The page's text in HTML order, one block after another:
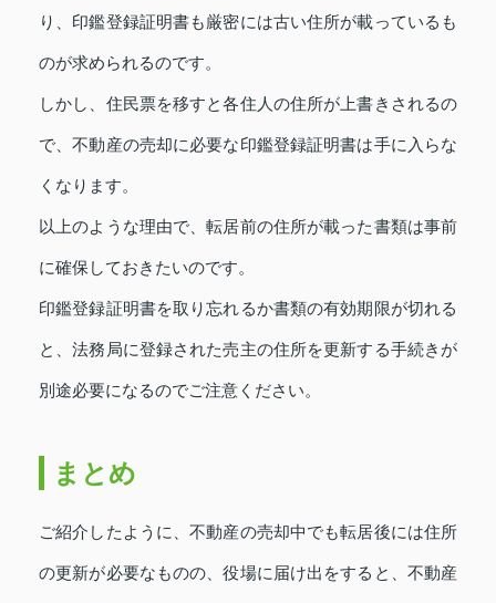
り、印鑑登録証明書も厳密には古い住所が載っているも
のが求められるのです。
しかし、住民票を移すと各住人の住所が上書きされるの
で、不動産の売却に必要な印鑑登録証明書は手に入らな
くなります。
以上のような理由で、転居前の住所が載った書類は事前
に確保しておきたいのです。
印鑑登録証明書を取り忘れるか書類の有効期限が切れる
と、法務局に登録された売主の住所を更新する手続きが
別途必要になるのでご注意ください。
まとめ
ご紹介したように、不動産の売却中でも転居後には住所
の更新が必要なものの、役場に届け出をすると、不動産